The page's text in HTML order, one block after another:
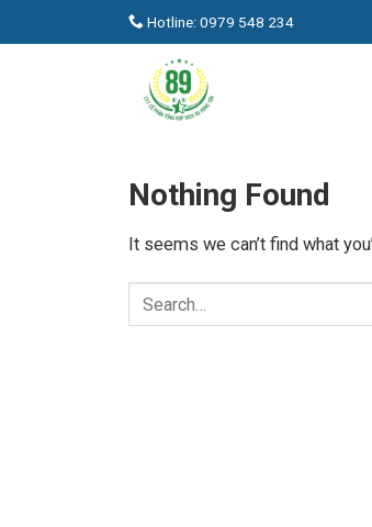
to
Hotline: 0979 548 234
Nothing Found
It seems we can’t find what